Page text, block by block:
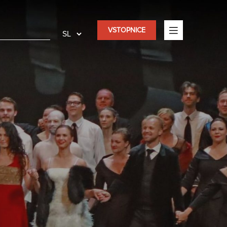
VSTOPNICE